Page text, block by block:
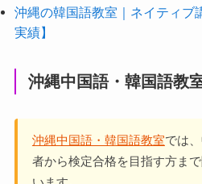
沖縄の韓国語教室｜ネイティブ
実績】
沖縄中国語・韓国語教
沖縄中国語・韓国語教室では
者から検定合格を目指す方ま